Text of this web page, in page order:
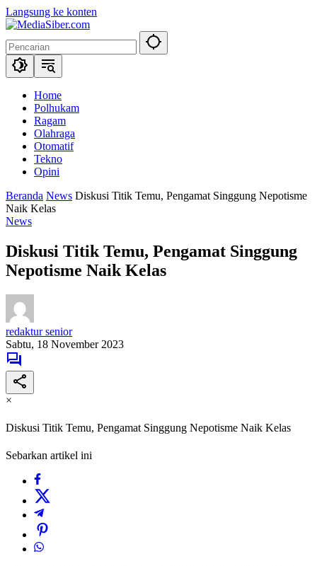
Langsung ke konten
Home
Polhukam
Ragam
Olahraga
Otomatif
Tekno
Opini
Beranda News Diskusi Titik Temu, Pengamat Singgung Nepotisme
Naik Kelas
News
Diskusi Titik Temu, Pengamat Singgung
Nepotisme Naik Kelas
redaktur senior
Sabtu, 18 November 2023
×
Diskusi Titik Temu, Pengamat Singgung Nepotisme Naik Kelas
Sebarkan artikel ini